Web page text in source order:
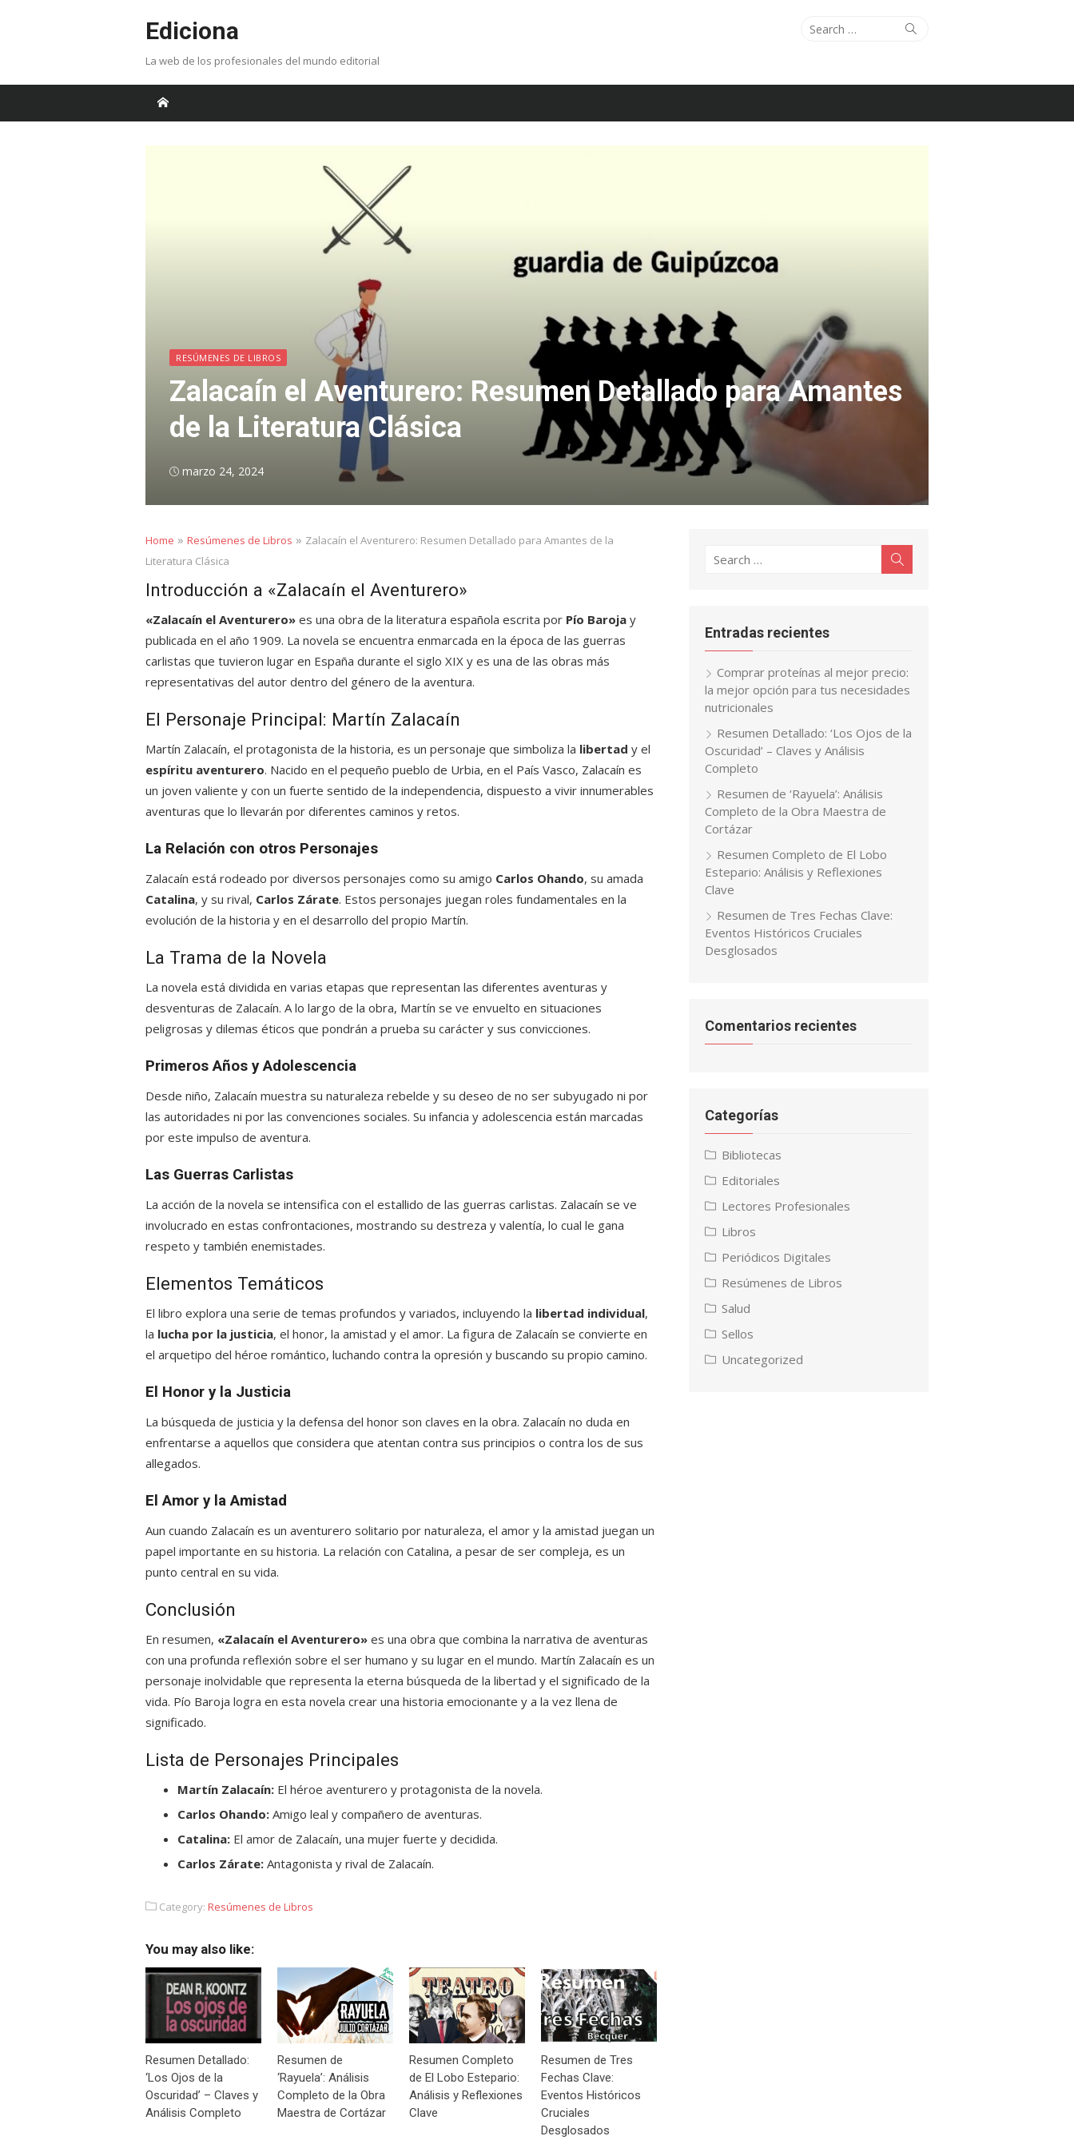
Ediciona
La web de los profesionales del mundo editorial
Search
Search
RESÚMENES DE LIBROS
Zalacaín el Aventurero: Resumen Detallado para Amantes
de la Literatura Clásica
Posted
marzo 24, 2024
Home » Resúmenes de Libros » Zalacaín el Aventurero: Resumen Detallado para Amantes de la
Literatura Clásica
Introducción a «Zalacaín el Aventurero»
«Zalacaín el Aventurero» es una obra de la literatura española escrita por Pío Baroja y
publicada en el año 1909. La novela se encuentra enmarcada en la época de las guerras
carlistas que tuvieron lugar en España durante el siglo XIX y es una de las obras más
representativas del autor dentro del género de la aventura.
El Personaje Principal: Martín Zalacaín
Martín Zalacaín, el protagonista de la historia, es un personaje que simboliza la libertad y el
espíritu aventurero. Nacido en el pequeño pueblo de Urbia, en el País Vasco, Zalacaín es
un joven valiente y con un fuerte sentido de la independencia, dispuesto a vivir innumerables
aventuras que lo llevarán por diferentes caminos y retos.
La Relación con otros Personajes
Zalacaín está rodeado por diversos personajes como su amigo Carlos Ohando, su amada
Catalina, y su rival, Carlos Zárate. Estos personajes juegan roles fundamentales en la
evolución de la historia y en el desarrollo del propio Martín.
La Trama de la Novela
La novela está dividida en varias etapas que representan las diferentes aventuras y
desventuras de Zalacaín. A lo largo de la obra, Martín se ve envuelto en situaciones
peligrosas y dilemas éticos que pondrán a prueba su carácter y sus convicciones.
Primeros Años y Adolescencia
Desde niño, Zalacaín muestra su naturaleza rebelde y su deseo de no ser subyugado ni por
las autoridades ni por las convenciones sociales. Su infancia y adolescencia están marcadas
por este impulso de aventura.
Las Guerras Carlistas
La acción de la novela se intensifica con el estallido de las guerras carlistas. Zalacaín se ve
involucrado en estas confrontaciones, mostrando su destreza y valentía, lo cual le gana
respeto y también enemistades.
Elementos Temáticos
El libro explora una serie de temas profundos y variados, incluyendo la libertad individual,
la lucha por la justicia, el honor, la amistad y el amor. La figura de Zalacaín se convierte en
el arquetipo del héroe romántico, luchando contra la opresión y buscando su propio camino.
El Honor y la Justicia
La búsqueda de justicia y la defensa del honor son claves en la obra. Zalacaín no duda en
enfrentarse a aquellos que considera que atentan contra sus principios o contra los de sus
allegados.
El Amor y la Amistad
Aun cuando Zalacaín es un aventurero solitario por naturaleza, el amor y la amistad juegan un
papel importante en su historia. La relación con Catalina, a pesar de ser compleja, es un
punto central en su vida.
Conclusión
En resumen, «Zalacaín el Aventurero» es una obra que combina la narrativa de aventuras
con una profunda reflexión sobre el ser humano y su lugar en el mundo. Martín Zalacaín es un
personaje inolvidable que representa la eterna búsqueda de la libertad y el significado de la
vida. Pío Baroja logra en esta novela crear una historia emocionante y a la vez llena de
significado.
Lista de Personajes Principales
Martín Zalacaín: El héroe aventurero y protagonista de la novela.
Carlos Ohando: Amigo leal y compañero de aventuras.
Catalina: El amor de Zalacaín, una mujer fuerte y decidida.
Carlos Zárate: Antagonista y rival de Zalacaín.
Category: Resúmenes de Libros
You may also like:
Resumen Detallado:
‘Los Ojos de la
Oscuridad’ – Claves y
Análisis Completo
Resumen de
‘Rayuela’: Análisis
Completo de la Obra
Maestra de Cortázar
Resumen Completo
de El Lobo Estepario:
Análisis y Reflexiones
Clave
Resumen de Tres
Fechas Clave:
Eventos Históricos
Cruciales
Desglosados
Search
Entradas recientes
Comprar proteínas al mejor precio:
la mejor opción para tus necesidades
nutricionales
Resumen Detallado: ‘Los Ojos de la
Oscuridad’ – Claves y Análisis
Completo
Resumen de ‘Rayuela’: Análisis
Completo de la Obra Maestra de
Cortázar
Resumen Completo de El Lobo
Estepario: Análisis y Reflexiones
Clave
Resumen de Tres Fechas Clave:
Eventos Históricos Cruciales
Desglosados
Comentarios recientes
Categorías
Bibliotecas
Editoriales
Lectores Profesionales
Libros
Periódicos Digitales
Resúmenes de Libros
Salud
Sellos
Uncategorized